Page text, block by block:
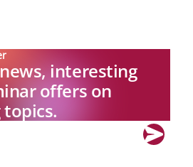
interesting
offers on